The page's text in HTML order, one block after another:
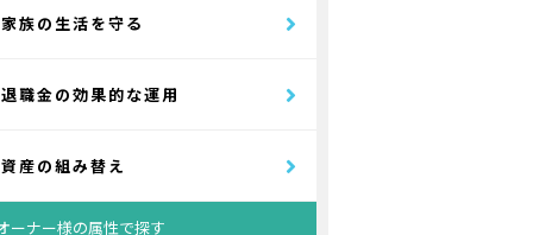
家族の生活を守る
退職金の効果的な運用
資産の組み替え
ーナー様の属性で探す